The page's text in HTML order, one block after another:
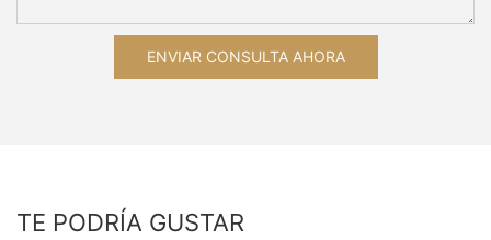
ENVIAR CONSULTA AHORA
TE PODRÍA GUSTAR